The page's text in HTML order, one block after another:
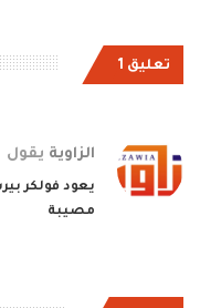
تعليق 1
الزاوية يقول
يعود فولكر
مصيبة